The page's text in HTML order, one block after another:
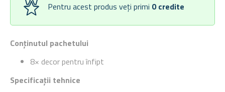
Conținutul pachetului
8× decor pentru înfipt
Specificații tehnice
Pentru acest produs veți primi 0 credite